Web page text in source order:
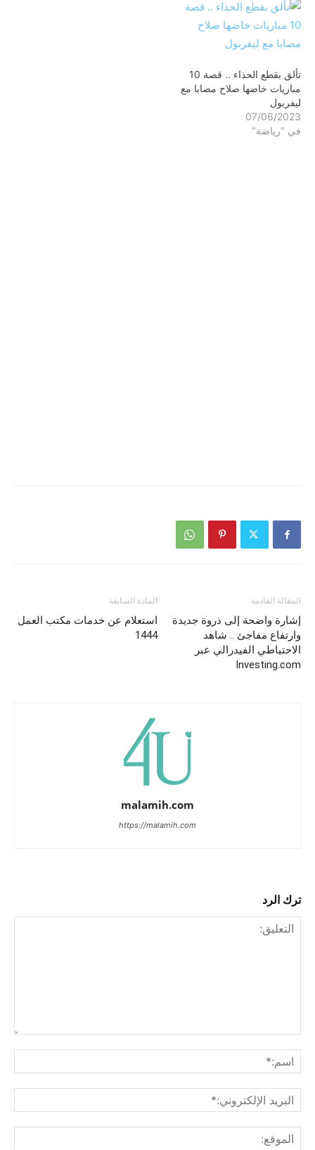
تألق بقطع الحذاء .. قصة 10
مباريات خاضها صلاح مصابا مع
ليفربول
07/06/2023
في "رياضة"
المادة السابقة
استعلام عن خدمات مكتب العمل
1444
المقالة القادمة
إشارة واضحة إلى ذروة جديدة
وارتفاع مفاجئ .. شاهد
الاحتياطي الفيدرالي عبر
Investing.com
malamih.com
https://malamih.com
ترك الرد